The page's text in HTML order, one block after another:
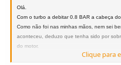
Olá.
Com o turbo a debitar 0.8 BAR a cabeça
Como não foi nas minhas mãos, nem sei
aconteceu, deduzo que tenha sido por
do motor.
Clique para